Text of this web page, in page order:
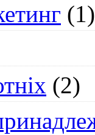
(1)
(2)